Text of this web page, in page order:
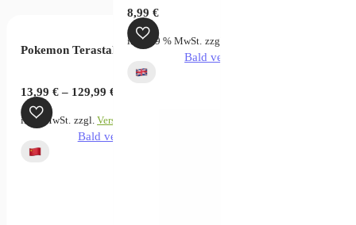
Pokemon Terastal Gathering CSV9.5C (S-CHN)
13,99€– 129,99€
inkl. MwSt. zzgl.Versandkosten
Bald verfügbar
8,99€
inkl. 19 % MwSt. zzgl.
Bald verfügbar